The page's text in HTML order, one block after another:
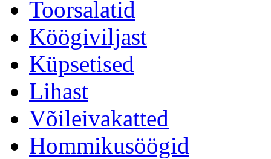
Toorsalatid
Köögiviljast
Küpsetised
Lihast
Võileivakatted
Hommikusöögid